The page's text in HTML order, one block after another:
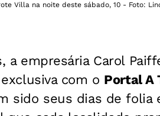
Villa na noite deste sábado, 10 - Foto:
a empresária Carol
com o Portal A
sido seus dias de folia